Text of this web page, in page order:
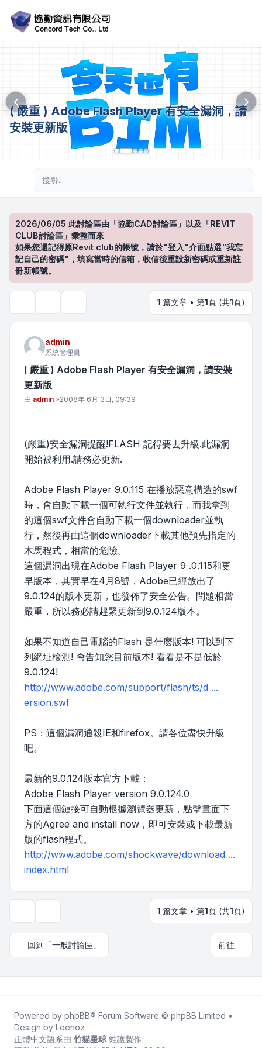
( 嚴重 ) Adobe Flash Player 有安全漏洞，請
安裝更新版
2026/06/05 此討論區由「協勤CAD討論區」以及「REVIT
CLUB討論區」彙整而來
如果您還記得原Revit club的帳號，請於"登入"介面點選"我忘
記自己的密碼"，填寫當時的信箱，收信後重設新密碼或重新註
冊新帳號。
1 篇文章 • 第1頁 (共1頁)
admin
系統管理員
( 嚴重 ) Adobe Flash Player 有安全漏洞，請安裝
更新版
文章
由 admin »2008年 6月 3日, 09:39
(嚴重)安全漏洞提醒!FLASH 記得要去升級.此漏洞
開始被利用.請務必更新.
Adobe Flash Player 9.0.115 在播放惡意構造的swf
時，會自動下載一個可執行文件並執行，而我拿到
的這個swf文件會自動下載一個downloader並執
行，然後再由這個downloader下載其他預先指定的
木馬程式，相當的危險。
這個漏洞出現在Adobe Flash Player 9 .0.115和更
早版本，其實早在4月8號，Adobe已經放出了
9.0.124的版本更新，也發佈了安全公告。問題相當
嚴重，所以務必請趕緊更新到9.0.124版本。
如果不知道自己電腦的Flash 是什麼版本! 可以到下
列網址檢測! 會告知您目前版本! 看看是不是低於
9.0.124!
http://www.adobe.com/support/flash/ts/d ...
ersion.swf
PS：這個漏洞通殺IE和firefox。請各位盡快升級
吧。
最新的9.0.124版本官方下載：
Adobe Flash Player version 9.0.124.0
下面這個鏈接可自動根據瀏覽器更新，點擊畫面下
方的Agree and install now，即可安裝或下載最新
版的flash程式。
http://www.adobe.com/shockwave/download ...
index.html
1 篇文章 • 第1頁 (共1頁)
回到「一般討論區」 前往
Powered by phpBB® Forum Software © phpBB Limited •
Design by Leenoz
正體中文語系由 竹貓星球 維護製作